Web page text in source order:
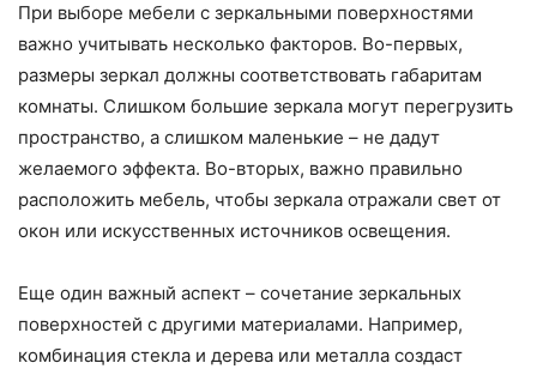
При выборе мебели с зеркальными поверхностями
важно учитывать несколько факторов. Во-первых,
размеры зеркал должны соответствовать габаритам
комнаты. Слишком большие зеркала могут перегрузить
пространство, а слишком маленькие – не дадут
желаемого эффекта. Во-вторых, важно правильно
расположить мебель, чтобы зеркала отражали свет от
окон или искусственных источников освещения.
Еще один важный аспект – сочетание зеркальных
поверхностей с другими материалами. Например,
комбинация стекла и дерева или металла создаст